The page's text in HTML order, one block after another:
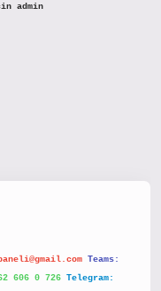
admin
Teams:
606 0 726 Telegram: